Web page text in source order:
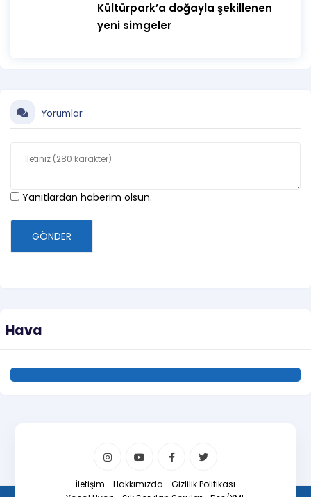
Kültürpark’a doğayla şekillenen
yeni simgeler
Yorumlar
Yanıtlardan haberim olsun.
GÖNDER
Hava
İletişim Hakkımızda
Gizlilik Politikası